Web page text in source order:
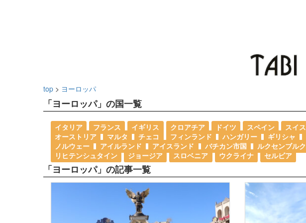
top > ヨーロッパ
「ヨーロッパ」の国一覧
イタリア フランス イギリス クロアチア ドイツ スペイン スイス
オーストリア
マルタ チェコ フィンランド ハンガリー ギリシャ
ノルウェー
アイルランド アイスランド バチカン市国 ルクセンブルク
リヒテンシュタイン
ジョージア スロベニア ウクライナ セルビア
「ヨーロッパ」の記事一覧